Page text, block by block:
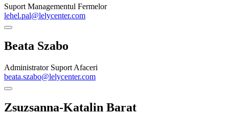
Suport Managementul Fermelor
lehel.pal@lelycenter.com
Beata Szabo
Administrator Suport Afaceri
beata.szabo@lelycenter.com
Zsuzsanna-Katalin Barat